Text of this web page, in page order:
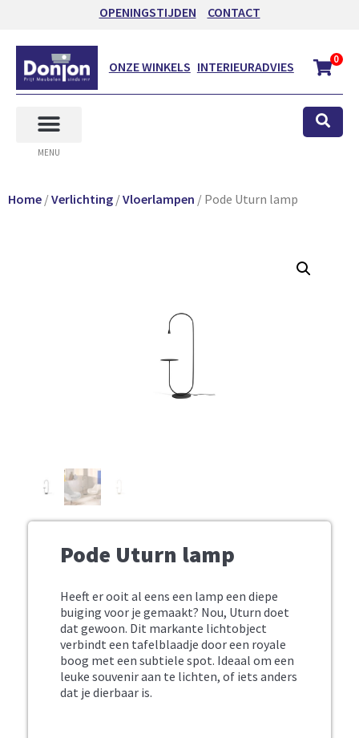
OPENINGSTIJDEN CONTACT
ONZE WINKELS INTERIEURADVIES 0
MENU
Home /Verlichting /Vloerlampen / Pode Uturn lamp
Pode Uturn lamp
Heeft er ooit al eens een lamp een diepe
buiging voor je gemaakt? Nou, Uturn doet
dat gewoon. Dit markante lichtobject
verbindt een tafelblaadje door een royale
boog met een subtiele spot. Ideaal om een
leuke souvenir aan te lichten, of iets anders
dat je dierbaar is.